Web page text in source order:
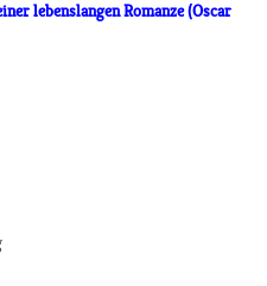
lebenslangen Romanze (Oscar